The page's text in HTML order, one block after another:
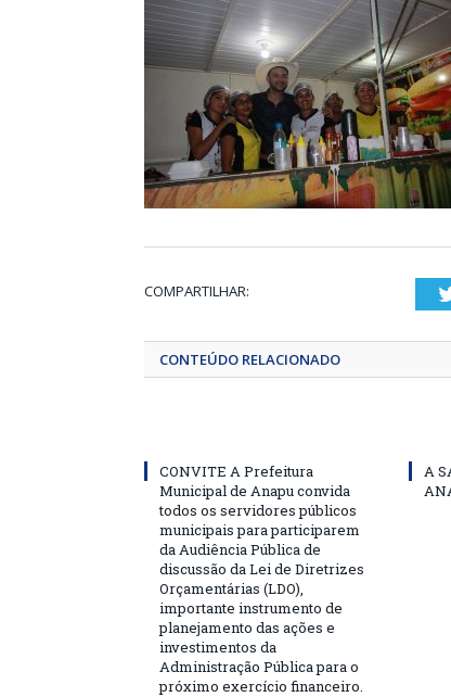
COMPARTILHAR:
CONTEÚDO RELACIONADO
CONVITE A Prefeitura
Municipal de Anapu convida
todos os servidores públicos
municipais para participarem
da Audiência Pública de
discussão da Lei de Diretrizes
Orçamentárias (LDO),
importante instrumento de
planejamento das ações e
investimentos da
Administração Pública para o
próximo exercício financeiro.
A